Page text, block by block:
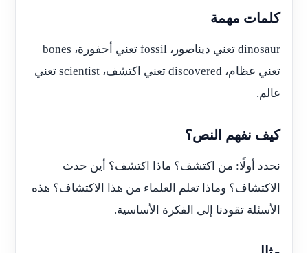
كلمات مهمة
dinosaur تعني ديناصور، fossil تعني أحفورة، bones
تعني عظام، discovered تعني اكتشف، scientist تعني
عالم.
كيف نفهم النص؟
نحدد أولًا: من اكتشف؟ ماذا اكتشف؟ أين حدث
الاكتشاف؟ وماذا تعلم العلماء من هذا الاكتشاف؟ هذه
الأسئلة تقودنا إلى الفكرة الأساسية.